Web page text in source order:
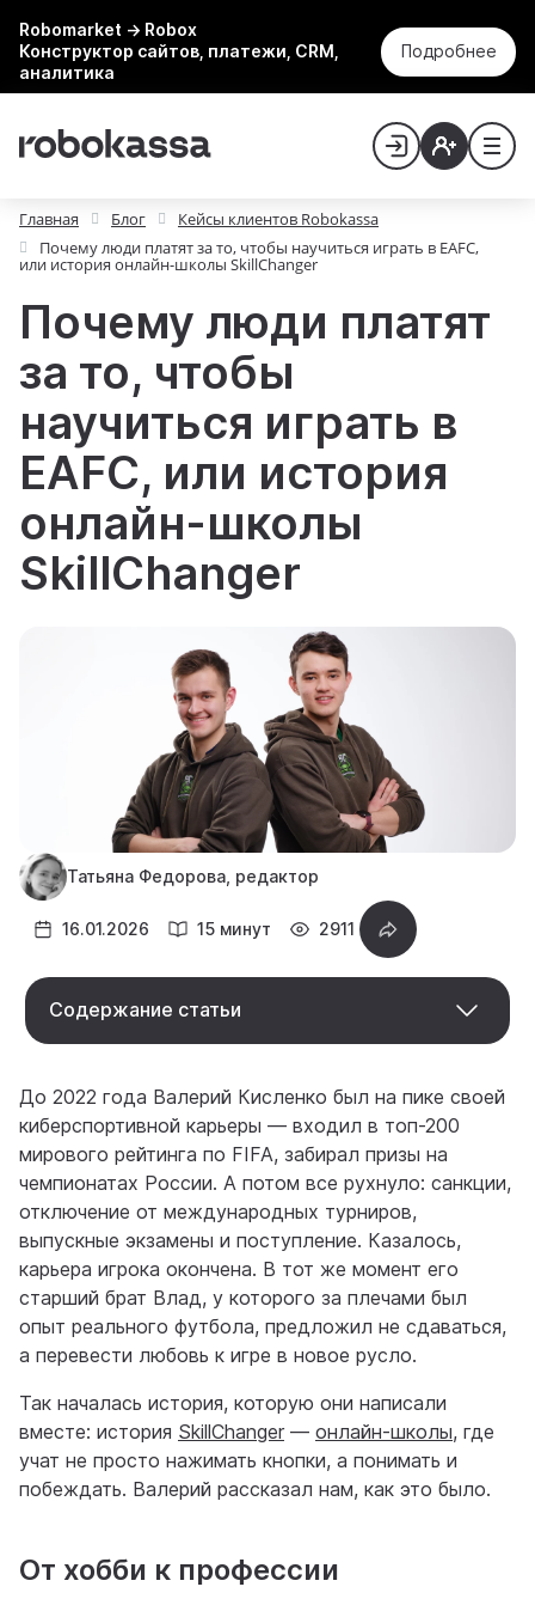
Robomarket → Robox
Конструктор сайтов, платежи, CRM,
аналитика
Подробнее
Главная Блог
Кейсы клиентов Robokassa
Почему люди платят за то, чтобы научиться играть в EAFC,
или история онлайн-школы SkillChanger
Почему люди платят
за то, чтобы
научиться играть в
EAFC, или история
онлайн-школы
SkillChanger
Татьяна Федорова, редактор
16.01.2026 15 минут 2911
Содержание статьи
До 2022 года Валерий Кисленко был на пике своей
киберспортивной карьеры — входил в топ-200
мирового рейтинга по FIFA, забирал призы на
чемпионатах России. А потом все рухнуло: санкции,
отключение от международных турниров,
выпускные экзамены и поступление. Казалось,
карьера игрока окончена. В тот же момент его
старший брат Влад, у которого за плечами был
опыт реального футбола, предложил не сдаваться,
а перевести любовь к игре в новое русло.
Так началась история, которую они написали
вместе: история SkillChanger — онлайн-школы, где
учат не просто нажимать кнопки, а понимать и
побеждать. Валерий рассказал нам, как это было.
От хобби к профессии